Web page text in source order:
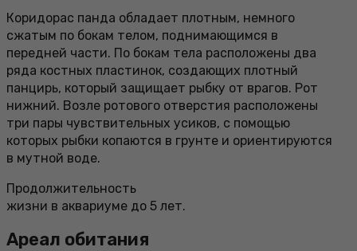
Коридорас панда обладает плотным, немного
сжатым по бокам телом, поднимающимся в
передней части. По бокам тела расположены два
ряда костных пластинок, создающих плотный
панцирь, который защищает рыбку от врагов. Рот
нижний. Возле ротового отверстия расположены
три пары чувствительных усиков, с помощью
которых рыбки копаются в грунте и ориентируются
в мутной воде.
Продолжительность
жизни в аквариуме до 5 лет.
Ареал обитания